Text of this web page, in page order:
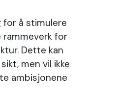
for å stimulere
for
Dette kan
men vil ikke
ambisjonene